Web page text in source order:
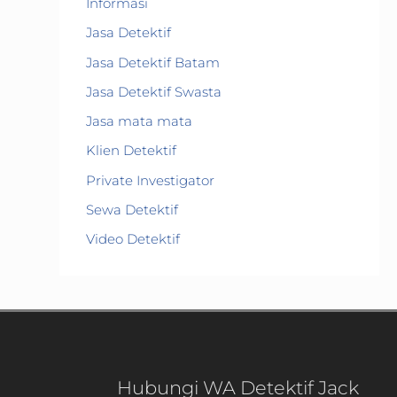
Jasa Detektif
Jasa Detektif Batam
Jasa Detektif Swasta
Jasa mata mata
Klien Detektif
Private Investigator
Sewa Detektif
Video Detektif
Hubungi WA Detektif Jack